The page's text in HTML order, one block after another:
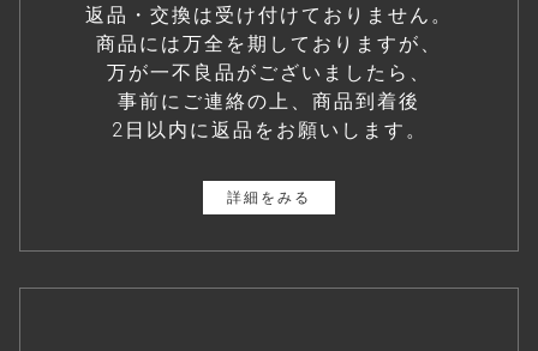
返品・交換は受け付けておりません。
商品には万全を期しておりますが、
万が一不良品がございましたら、
事前にご連絡の上、商品到着後
2日以内に返品をお願いします。
詳細をみる